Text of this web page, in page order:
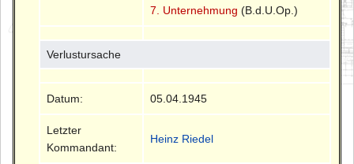
7. Unternehmung (B.d.U.Op.)
Verlustursache
Datum: 05.04.1945
Letzter
Kommandant:
Heinz Riedel